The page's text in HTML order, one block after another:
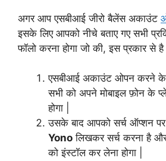
अगर आप एसबीआई जीरो बैलेंस अकाउंट
इसके लिए आपको नीचे बताए गए सभी
फॉलो करना होगा जो की, इस प्रकार से
एसबीआई अकाउंट ओपन करने
सभी को अपने मोबाइल फ़ोन के
होगा |
उसके बाद आपको सर्च ऑप्शन
Yono लिखकर सर्च करना है
को इंस्टॉल कर लेना होगा |